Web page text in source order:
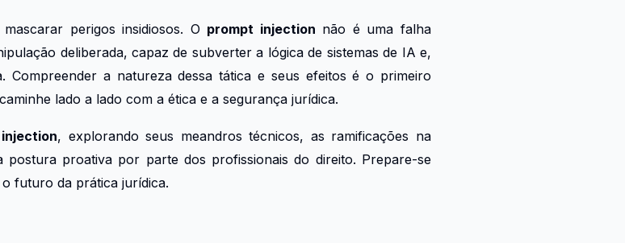
perigos insidiosos. O prompt injection não é uma falha
deliberada, capaz de subverter a lógica de sistemas de IA e,
Compreender a natureza dessa tática e seus efeitos é o primeiro
lado a lado com a ética e a segurança jurídica.
, explorando seus meandros técnicos, as ramificações na
postura proativa por parte dos profissionais do direito. Prepare-se
futuro da prática jurídica.